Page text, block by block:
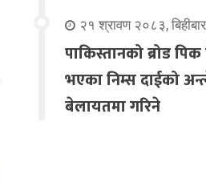
२१ श्रावण २०८३, बिहीबार
पाकिस्तानको ब्रोड
भएका निम्स दाईको
बेलायतमा गरिने